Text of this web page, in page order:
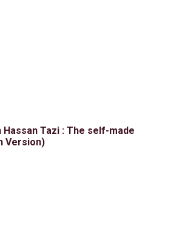
Tazi : The self-made
Version)